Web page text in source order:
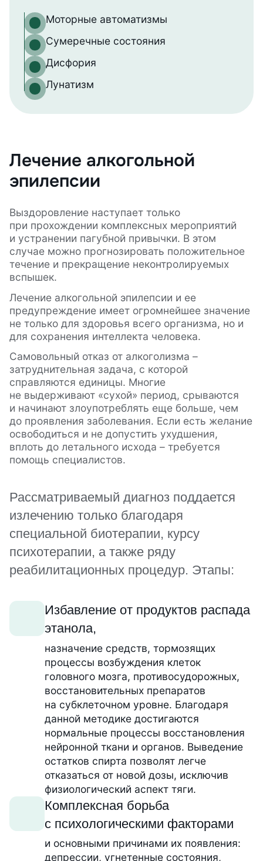
Моторные автоматизмы
Сумеречные состояния
Дисфория
Лунатизм
Лечение алкогольной
эпилепсии
Выздоровление наступает только
при прохождении комплексных мероприятий
и устранении пагубной привычки. В этом
случае можно прогнозировать положительное
течение и прекращение неконтролируемых
вспышек.
Лечение алкогольной эпилепсии и ее
предупреждение имеет огромнейшее значение
не только для здоровья всего организма, но и
для сохранения интеллекта человека.
Самовольный отказ от алкоголизма –
затруднительная задача, с которой
справляются единицы. Многие
не выдерживают «сухой» период, срываются
и начинают злоупотреблять еще больше, чем
до проявления заболевания. Если есть желание
освободиться и не допустить ухудшения,
вплоть до летального исхода – требуется
помощь специалистов.
Рассматриваемый диагноз поддается
излечению только благодаря
специальной биотерапии, курсу
психотерапии, а также ряду
реабилитационных процедур. Этапы:
Избавление от продуктов распада
этанола,
назначение средств, тормозящих
процессы возбуждения клеток
головного мозга, противосудорожных,
восстановительных препаратов
на субклеточном уровне. Благодаря
данной методике достигаются
нормальные процессы восстановления
нейронной ткани и органов. Выведение
остатков спирта позволят легче
отказаться от новой дозы, исключив
физиологический аспект тяги.
Комплексная борьба
с психологическими факторами
и основными причинами их появления:
депрессии, угнетенные состояния,